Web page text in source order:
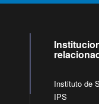
Instituto de
IPS